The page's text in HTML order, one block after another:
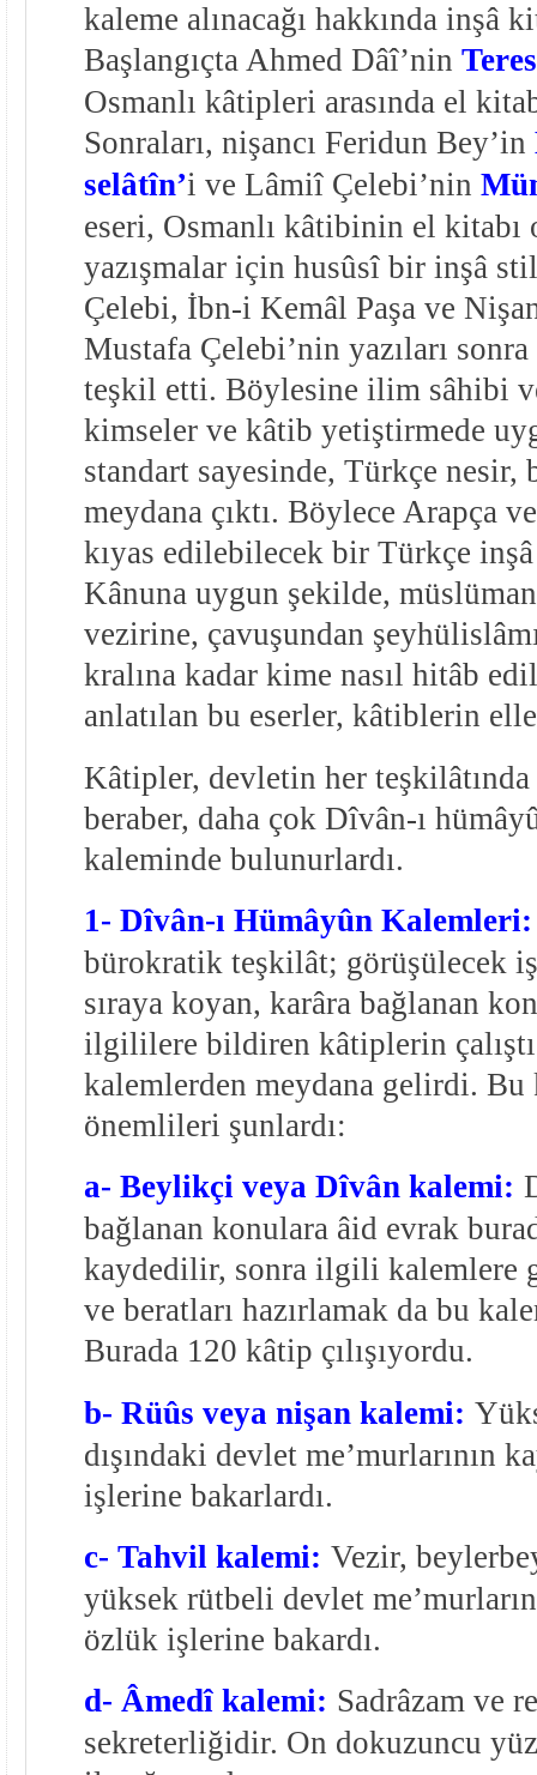
kaleme alınacağı hakkında inşâ
Başlangıçta Ahmed Dâî’nin
Osmanlı kâtipleri arasında el
Sonraları, nişancı Feridun Bey’in
selâtîn’i ve Lâmiî Çelebi’nin
eseri, Osmanlı kâtibinin el kitabı
yazışmalar için husûsî bir inşâ
Çelebi, İbn-i Kemâl Paşa ve
Mustafa Çelebi’nin yazıları
teşkil etti. Böylesine ilim sâhibi
kimseler ve kâtib yetiştirmede
standart sayesinde, Türkçe nesir,
meydana çıktı. Böylece Arapça
kıyas edilebilecek bir Türkçe
Kânuna uygun şekilde,
vezirine, çavuşundan
kralına kadar kime nasıl hitâb
anlatılan bu eserler, kâtiblerin
Kâtipler, devletin her
beraber, daha çok Dîvân-ı
kaleminde bulunurlardı.
1- Dîvân-ı Hümâyûn Kalemleri:
bürokratik teşkilât; görüşülecek
sıraya koyan, karâra bağlanan
ilgililere bildiren kâtiplerin
kalemlerden meydana gelirdi. Bu
önemlileri şunlardı:
a- Beylikçi veya Dîvân kalemi:
bağlanan konulara âid evrak
kaydedilir, sonra ilgili kalemlere
ve beratları hazırlamak da bu
Burada 120 kâtip çılışıyordu.
b- Rüûs veya nişan kalemi:
dışındaki devlet me’murlarının
işlerine bakarlardı.
c- Tahvil kalemi: Vezir,
yüksek rütbeli devlet
özlük işlerine bakardı.
d- Âmedî kalemi: Sadrâzam ve
sekreterliğidir. On dokuzuncu